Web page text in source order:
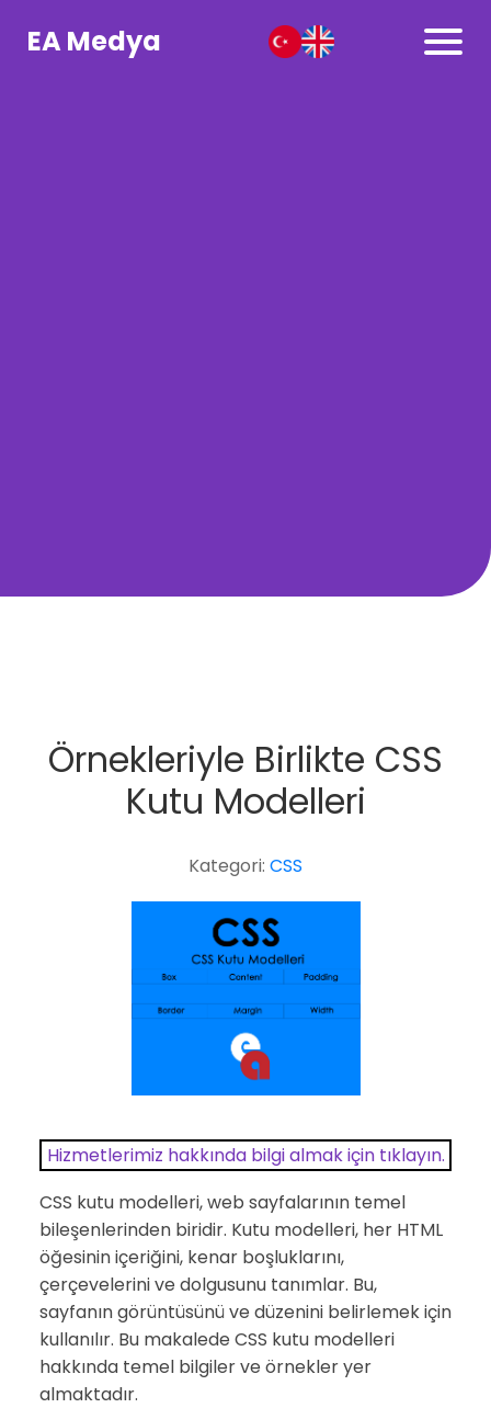
EA Medya
Örnekleriyle Birlikte CSS
Kutu Modelleri
Kategori: CSS
Hizmetlerimiz hakkında bilgi almak için tıklayın.
CSS kutu modelleri, web sayfalarının temel
bileşenlerinden biridir. Kutu modelleri, her HTML
öğesinin içeriğini, kenar boşluklarını,
çerçevelerini ve dolgusunu tanımlar. Bu,
sayfanın görüntüsünü ve düzenini belirlemek için
kullanılır. Bu makalede CSS kutu modelleri
hakkında temel bilgiler ve örnekler yer
almaktadır.